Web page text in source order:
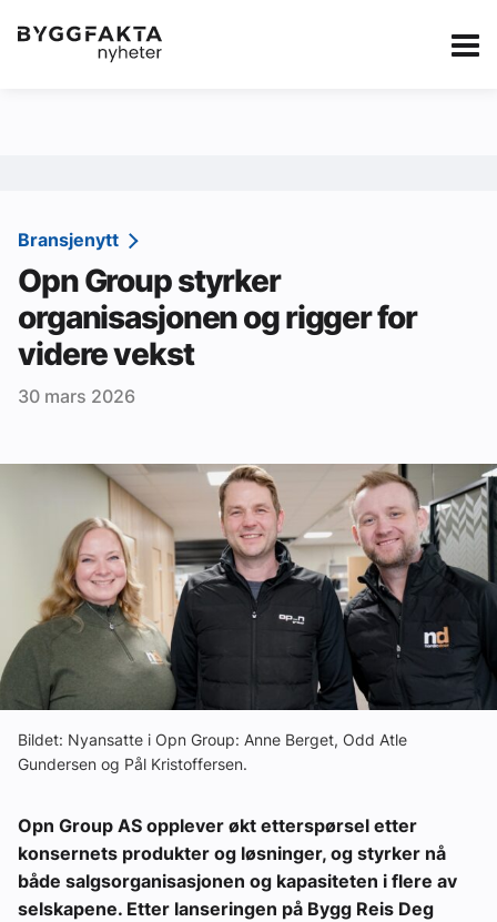
Kategorier Jobbmarkedet Annonsere i
Redaksjonen
Om Byggfakta
Annonsere
Tips oss
Ledige stillinger
eBlad
Aktivitetskalender
Aktuelle prosjekter
Bransjenytt
Opn Group styrker
organisasjonen og rigger for
videre vekst
30 mars 2026
Bildet: Nyansatte i Opn Group: Anne Berget, Odd Atle
Gundersen og Pål Kristoffersen.
Opn Group AS opplever økt etterspørsel etter
konsernets produkter og løsninger, og styrker nå
både salgsorganisasjonen og kapasiteten i flere av
selskapene. Etter lanseringen på Bygg Reis Deg